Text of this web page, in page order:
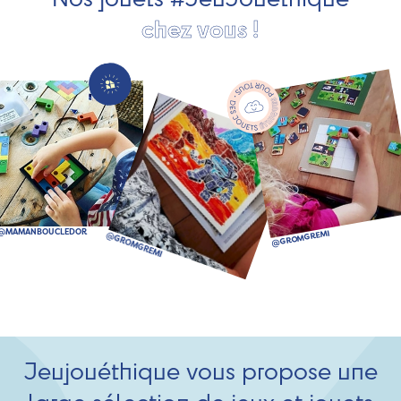
chez vous !
Jeujouéthique vous propose une